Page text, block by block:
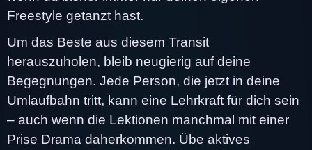
Freestyle getanzt hast.
Um das Beste aus diesem Transit
herauszuholen, bleib neugierig auf deine
Begegnungen. Jede Person, die jetzt in deine
Umlaufbahn tritt, kann eine Lehrkraft für dich sein
– auch wenn die Lektionen manchmal mit einer
Prise Drama daherkommen. Übe aktives